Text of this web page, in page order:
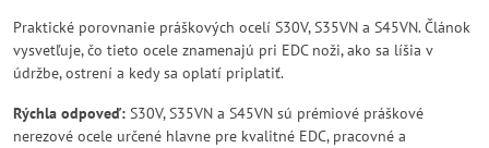
Praktické porovnanie práškových ocelí S30V, S35VN a S45VN. Článok
vysvetľuje, čo tieto ocele znamenajú pri EDC noži, ako sa líšia v
údržbe, ostrení a kedy sa oplatí priplatiť.
Rýchla odpoveď: S30V, S35VN a S45VN sú prémiové práškové
nerezové ocele určené hlavne pre kvalitné EDC, pracovné a